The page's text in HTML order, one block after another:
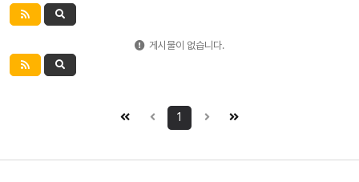
게시물이 없습니다.
1